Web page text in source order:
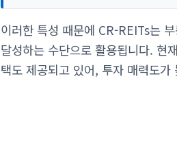
이러한 특성 때문에 CR-REITs는
달성하는 수단으로 활용됩니다. 현
택도 제공되고 있어, 투자 매력도가